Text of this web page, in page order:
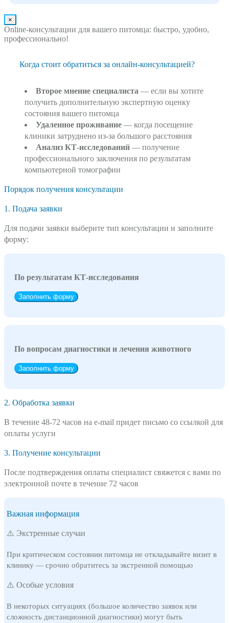
×
Online-консультации для вашего питомца: быстро, удобно,
профессионально!
Когда стоит обратиться за онлайн-консультацией?
Второе мнение специалиста — если вы хотите
получить дополнительную экспертную оценку
состояния вашего питомца
Удаленное проживание — когда посещение
клиники затруднено из-за большого расстояния
Анализ КТ-исследований — получение
профессионального заключения по результатам
компьютерной томографии
Порядок получения консультации
1. Подача заявки
Для подачи заявки выберите тип консультации и заполните
форму:
По результатам КТ-исследования
Заполнить форму
По вопросам диагностики и лечения животного
Заполнить форму
2. Обработка заявки
В течение 48-72 часов на e-mail придет письмо со ссылкой для
оплаты услуги
3. Получение консультации
После подтверждения оплаты специалист свяжется с вами по
электронной почте в течение 72 часов
Важная информация
⚠️ Экстренные случаи
При критическом состоянии питомца не откладывайте визит в
клинику — срочно обратитесь за экстренной помощью
⚠️ Особые условия
В некоторых ситуациях (большое количество заявок или
сложность дистанционной диагностики) могут быть